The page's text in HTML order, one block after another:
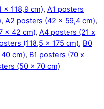
x 118,9 cm), A1 posters
, A2 posters (42 x 59,4 cm),
x 42 cm), A4 posters (21 x
(118,5 x 175 cm), B0
cm), B1 posters (70 x
(50 x 70 cm)